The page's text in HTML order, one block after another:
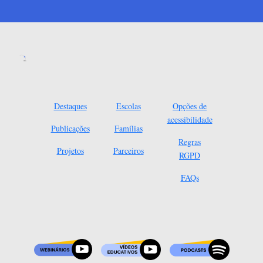
Destaques
Publicações
Projetos
Escolas
Famílias
Parceiros
Opções de
acessibilidade
Regras
RGPD
FAQs